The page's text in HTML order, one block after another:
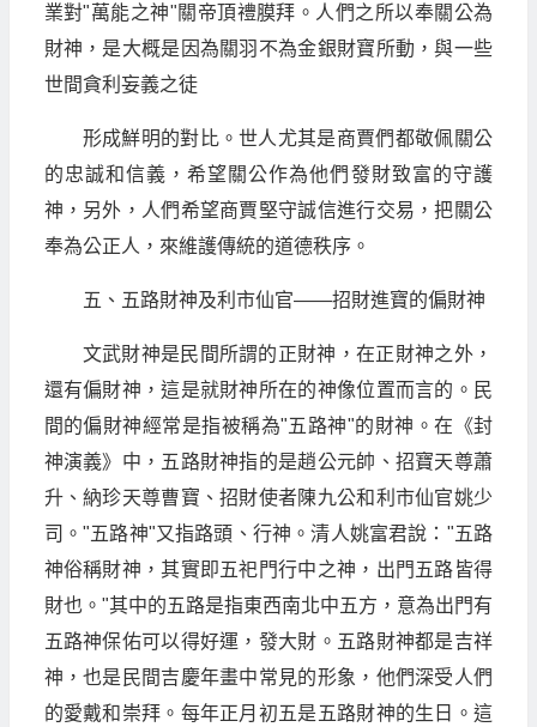
業對"萬能之神"關帝頂禮膜拜。人們之所以奉關公為
財神，是大概是因為關羽不為金銀財寶所動，與一些
世間貪利妄義之徒
形成鮮明的對比。世人尤其是商賈們都敬佩關公
的忠誠和信義，希望關公作為他們發財致富的守護
神，另外，人們希望商賈堅守誠信進行交易，把關公
奉為公正人，來維護傳統的道德秩序。
五、五路財神及利市仙官——招財進寶的偏財神
文武財神是民間所謂的正財神，在正財神之外，
還有偏財神，這是就財神所在的神像位置而言的。民
間的偏財神經常是指被稱為"五路神"的財神。在《封
神演義》中，五路財神指的是趙公元帥、招寶天尊蕭
升、納珍天尊曹寶、招財使者陳九公和利市仙官姚少
司。"五路神"又指路頭、行神。清人姚富君說："五路
神俗稱財神，其實即五祀門行中之神，出門五路皆得
財也。"其中的五路是指東西南北中五方，意為出門有
五路神保佑可以得好運，發大財。五路財神都是吉祥
神，也是民間吉慶年畫中常見的形象，他們深受人們
的愛戴和崇拜。每年正月初五是五路財神的生日。這